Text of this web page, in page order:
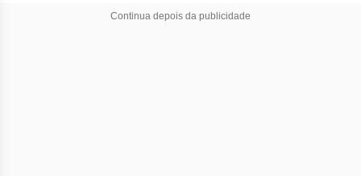
Continua depois da publicidade